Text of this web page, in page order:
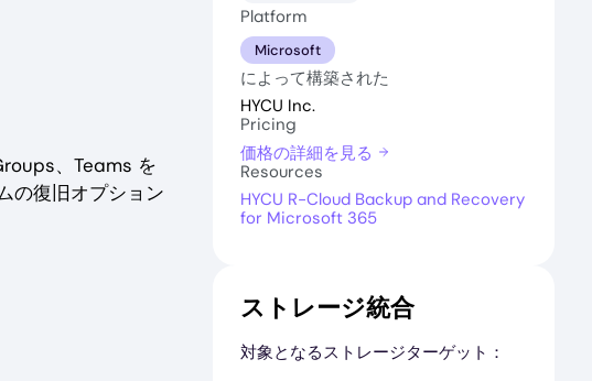
、Teams を
の復旧オプション
Platform
Microsoft
によって構築された
HYCU Inc.
Pricing
価格の詳細を見る
Resources
HYCU R-Cloud Backup and Recovery
for Microsoft 365
ストレージ統合
対象となるストレージターゲット：